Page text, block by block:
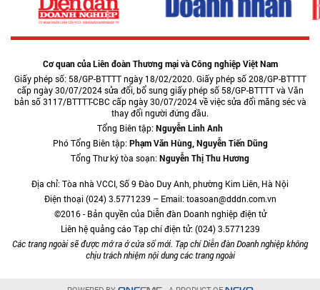
Cơ quan của Liên đoàn Thương mại và Công nghiệp Việt Nam
Giấy phép số: 58/GP-BTTTT ngày 18/02/2020. Giấy phép số 208/GP-BTTTT
cấp ngày 30/07/2024 sửa đổi, bổ sung giấy phép số 58/GP-BTTTT và Văn
bản số 3117/BTTTT-CBC cấp ngày 30/07/2024 về việc sửa đổi măng séc và
thay đổi người đứng đầu.
Tổng Biên tập:Nguyễn Linh Anh
Phó Tổng Biên tập:Phạm Văn Hùng, Nguyễn Tiến Dũng
Tổng Thư ký tòa soạn:Nguyễn Thị Thu Hương
Địa chỉ: Tòa nhà VCCI, Số 9 Đào Duy Anh, phường Kim Liên, Hà Nội
Điện thoại (024) 3.5771239 – Email: toasoan@dddn.com.vn
©2016 - Bản quyền của Diễn đàn Doanh nghiệp điện tử
Liên hệ quảng cáo Tạp chí điện tử: (024) 3.5771239
Các trang ngoài sẽ được mở ra ở cửa sổ mới. Tạp chí Diễn đàn Doanh nghiệp không
chịu trách nhiệm nội dung các trang ngoài